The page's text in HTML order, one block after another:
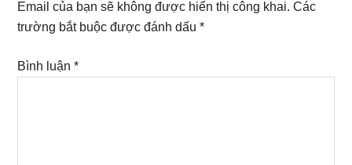
Email của bạn sẽ không được hiển thị công khai. Các
trường bắt buộc được đánh dấu*
Bình luận*